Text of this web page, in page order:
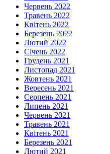
Червень 2022
Травень 2022
Квітень 2022
Березень 2022
Лютий 2022
Січень 2022
Грудень 2021
Листопад 2021
Жовтень 2021
Вересень 2021
Серпень 2021
Липень 2021
Червень 2021
Травень 2021
Квітень 2021
Березень 2021
Лютий 2021